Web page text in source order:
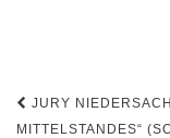
JURY
ITTELSTANDES“